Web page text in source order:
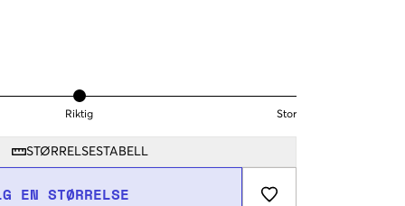
Riktig Stor
STØRRELSESTABELL
EN STØRRELSE